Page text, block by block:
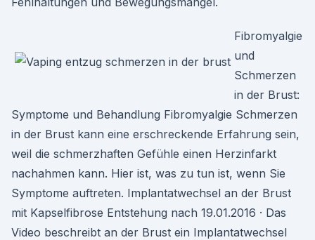
Fibromyalgie
und
Schmerzen
in der Brust:
Symptome und Behandlung Fibromyalgie Schmerzen
in der Brust kann eine erschreckende Erfahrung sein,
weil die schmerzhaften Gefühle einen Herzinfarkt
nachahmen kann. Hier ist, was zu tun ist, wenn Sie
Symptome auftreten. Implantatwechsel an der Brust
mit Kapselfibrose Entstehung nach 19.01.2016 · Das
Video beschreibt an der Brust ein Implantatwechsel